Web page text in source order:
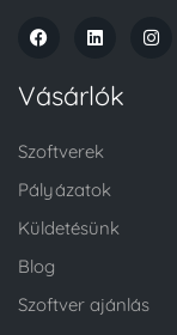
Vásárlók
Szoftverek
Pályázatok
Küldetésünk
Blog
Szoftver ajánlás